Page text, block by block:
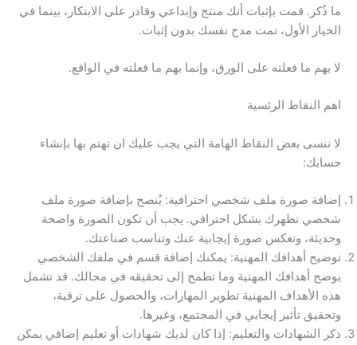
ما ذُكر. قمت بإثبات أنك منتج وإبداعي وقادر على الابتكار، بينما في
الخيار الأول، تمت مدح نفسك بدون إثبات.
لا يهم ما فعلته على الورق، وإنما يهم ما فعلته في الواقع.
اهم النقاط الرئسية
لا ننسى بعض النقاط الهامة التي يجب عليك ان تهتم بها بإنشاء
حسابك:
إضافة صورة ملف شخصي احترافية: يُنصح بإضافة صورة ملف
شخصي تظهرك بشكل احترافي. يجب أن تكون الصورة واضحة
وحديثة، وتعكس صورة إيجابية عنك وتناسب صناعتك.
توضيح أهدافك المهنية: يمكنك إضافة قسم في ملفك الشخصي
يوضح أهدافك المهنية وما تطمح إلى تحقيقه في مجالك. قد تشمل
هذه الأهداف المهنية تطوير المهارات، والحصول على ترقية،
وتحقيق تأثير إيجابي في المجتمع، وغيرها.
ذكر الشهادات والتعليم: إذا كان لديك شهادات أو تعليم إضافي يمكن